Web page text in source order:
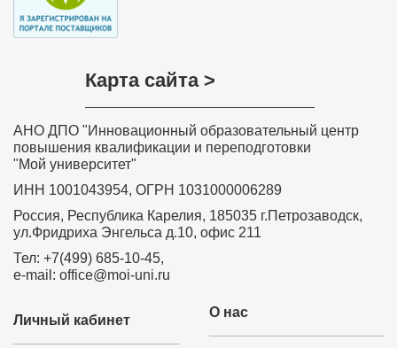
Карта сайта >
АНО ДПО "Инновационный образовательный центр
повышения квалификации и переподготовки
"Мой университет"
ИНН 1001043954, ОГРН 1031000006289
Россия, Республика Карелия, 185035 г.Петрозаводск,
ул.Фридриха Энгельса д.10, офис 211
Тел: +7(499) 685-10-45,
e-mail: office@moi-uni.ru
О нас
Личный кабинет